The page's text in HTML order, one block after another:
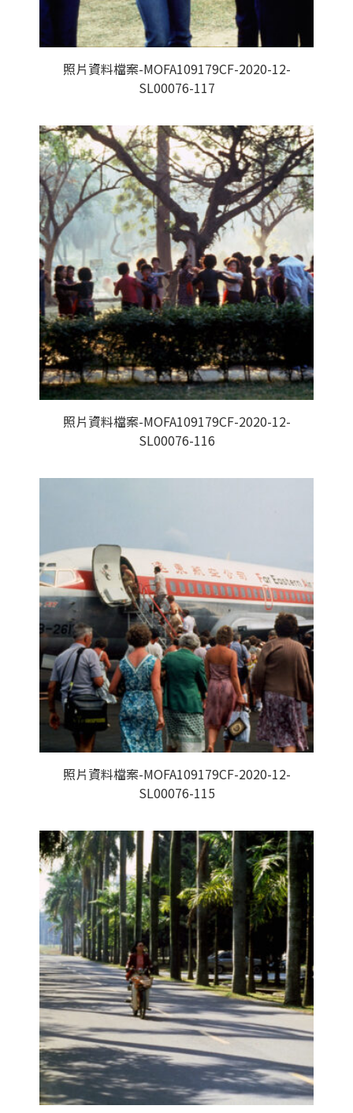
照片資料檔案-MOFA109179CF-2020-12-
SL00076-117
照片資料檔案-MOFA109179CF-2020-12-
SL00076-116
照片資料檔案-MOFA109179CF-2020-12-
SL00076-115